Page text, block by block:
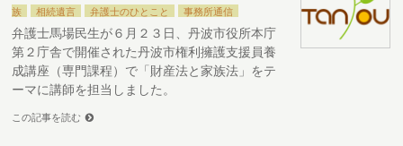
族
相続遺言 弁護士のひとこと 事務所通信
弁護士馬場民生が６月２３日、丹波市役所本庁
第２庁舎で開催された丹波市権利擁護支援員養
成講座（専門課程）で「財産法と家族法」をテ
ーマに講師を担当しました。
この記事を読む